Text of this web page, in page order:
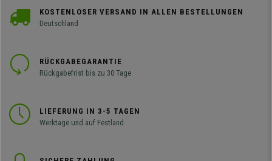
KOSTENLOSER VERSAND IN ALLEN BESTELLUNGEN
Deutschland
RÜCKGABEGARANTIE
Rückgabefrist bis zu 30 Tage
LIEFERUNG IN 3-5 TAGEN
Werktage und auf Festland